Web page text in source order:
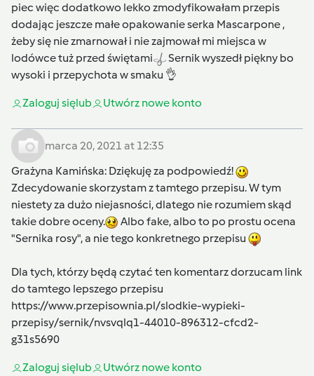
piec więc dodatkowo lekko zmodyfikowałam przepis
dodając jeszcze małe opakowanie serka Mascarpone ,
żeby się nie zmarnował i nie zajmował mi miejsca w
lodówce tuż przed świętami
Sernik wyszedł piękny bo
wysoki i przepychota w smaku 👌
Zaloguj sięlub Utwórz nowe konto
marca 20, 2021 at 12:35
Grażyna Kamińska: Dziękuję za podpowiedź!
Zdecydowanie skorzystam z tamtego przepisu. W tym
niestety za dużo niejasności, dlatego nie rozumiem skąd
takie dobre oceny.
Albo fake, albo to po prostu ocena
"Sernika rosy", a nie tego konkretnego przepisu
Dla tych, którzy będą czytać ten komentarz dorzucam link
do tamtego lepszego przepisu
https://www.przepisownia.pl/slodkie-wypieki-
przepisy/sernik/nvsvqlq1-44010-896312-cfcd2-
g31s5690
Zaloguj sięlub Utwórz nowe konto